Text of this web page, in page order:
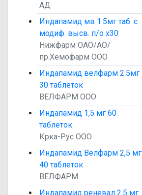
АД
Индапамид мв 1.5мг таб. с
модиф. высв. п/о х30
Нижфарм ОАО/АО/
пр.Хемофарм ООО
Индапамид велфарм 2.5мг
30 таблеток
ВЕЛФАРМ ООО
Индапамид 1,5 мг 60
таблеток
Крка-Рус ООО
Индапамид Велфарм 2,5 мг
40 таблеток
ВЕЛФАРМ
Индапамид реневал 2.5 мг